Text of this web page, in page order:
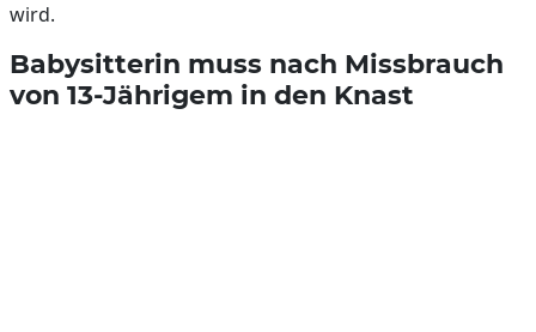
wird.
Babysitterin muss nach Missbrauch
von 13-Jährigem in den Knast